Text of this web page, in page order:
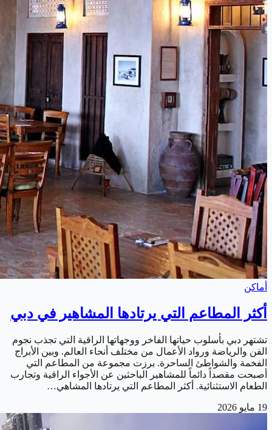
أماكن
أكثر المطاعم التي يرتادها المشاهير في دبي
تشتهر دبي بأسلوب حياتها الفاخر ووجهاتها الراقية التي تجذب نجوم
الفن والرياضة ورواد الأعمال من مختلف أنحاء العالم. وبين الأبراج
الفخمة والشواطئ الساحرة. برزت مجموعة من المطاعم التي
أصبحت مقصداً دائماً للمشاهير الباحثين عن الأجواء الراقية وتجارب
الطعام الاستثنائية. أكثر المطاعم التي يرتادها المشاهي…
19 مايو 2026